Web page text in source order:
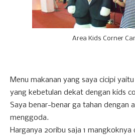
Area Kids Corner
Menu makanan yang saya cicipi
yang kebetulan dekat dengan kids
Saya benar-benar ga tahan dengan
menggoda.
Harganya 20ribu saja 1 mangkoknya